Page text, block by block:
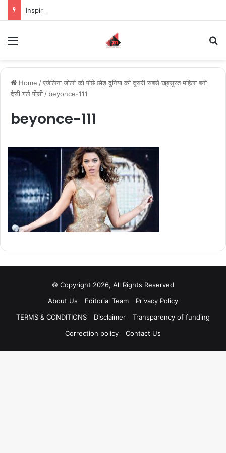
Home /एंजेलिना जोली को पीछे छोड़ दुनिया की दूसरी सबसे खूबसूरत महिला बनी
देसी गर्ल पीसी / beyonce-111
beyonce-111
© Copyright 2026, All Rights Reserved
About Us
Editorial Team
Privacy Policy
TERMS & CONDITIONS
Disclaimer
Transparency of funding
Correction policy
Contact Us